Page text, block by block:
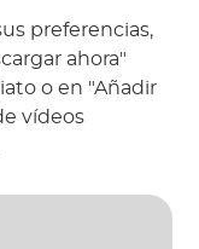
preferencias,
ahora"
o en "Añadir
vídeos